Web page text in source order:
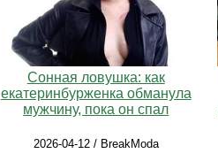
Сонная ловушка: как
екатеринбурженка обманула
мужчину, пока он спал
2026-04-12 / BreakModa